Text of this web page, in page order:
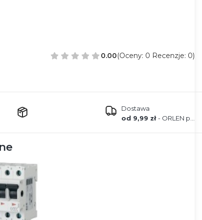
0.00(Oceny: 0 Recenzje: 0)
Dostawa
od 9,99 zł- ORLEN paczka